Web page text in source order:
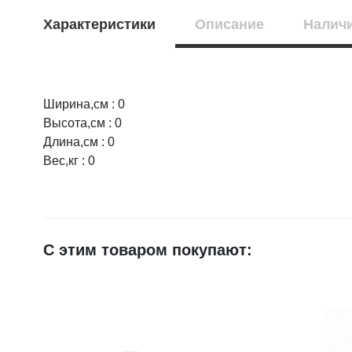
Характеристики Описание
Ширина,см : 0
Высота,см : 0
Длина,см : 0
Вес,кг : 0
Оцените товар:
Ваше имя
С этим товаром покупают: